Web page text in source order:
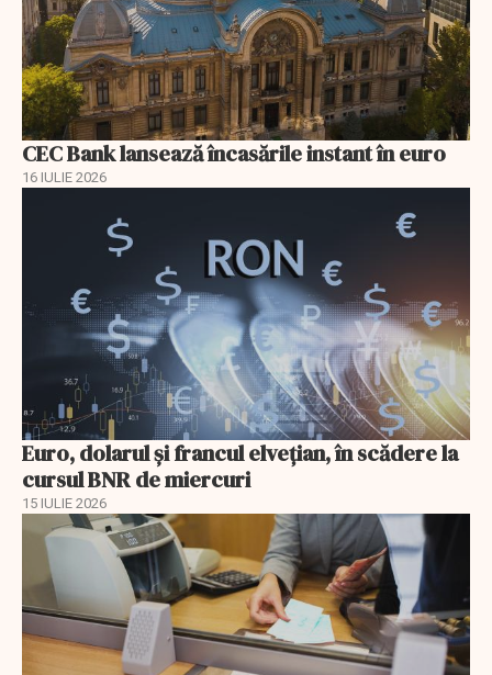
CEC Bank lansează încasările instant în euro
16 IULIE 2026
Euro, dolarul și francul elvețian, în scădere la
cursul BNR de miercuri
15 IULIE 2026